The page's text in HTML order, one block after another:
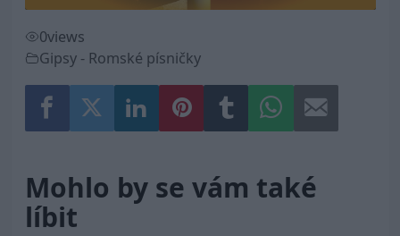
0views
Gipsy - Romské písničky
Mohlo by se vám také
líbit